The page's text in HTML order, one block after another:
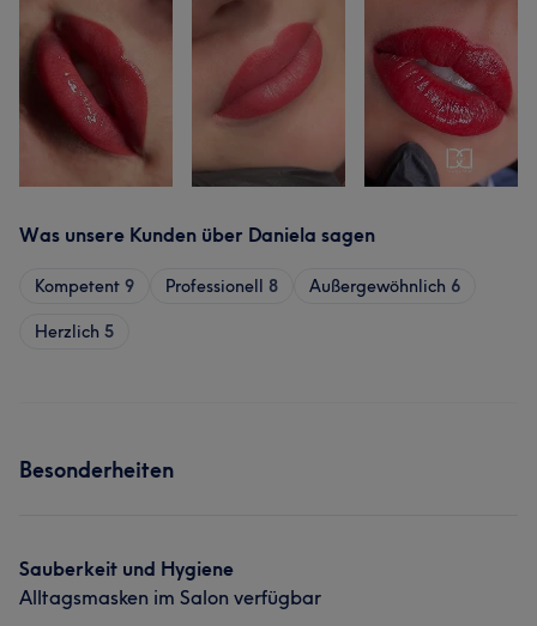
Was unsere Kunden über Daniela sagen
Kompetent 9 Professionell 8 Außergewöhnlich 6
Herzlich 5
Besonderheiten
Sauberkeit und Hygiene
Alltagsmasken im Salon verfügbar